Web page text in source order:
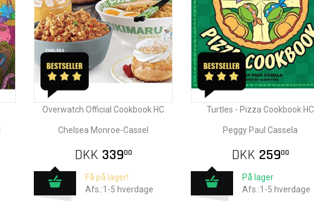
Overwatch Official Cookbook HC
Chelsea Monroe-Cassel
DKK 33900
Få på lager!
Afs.:1-5 hverdage
Turtles - Pizza Cookbook HC
Peggy Paul Cassela
DKK 25900
På lager
Afs.:1-5 hverdage